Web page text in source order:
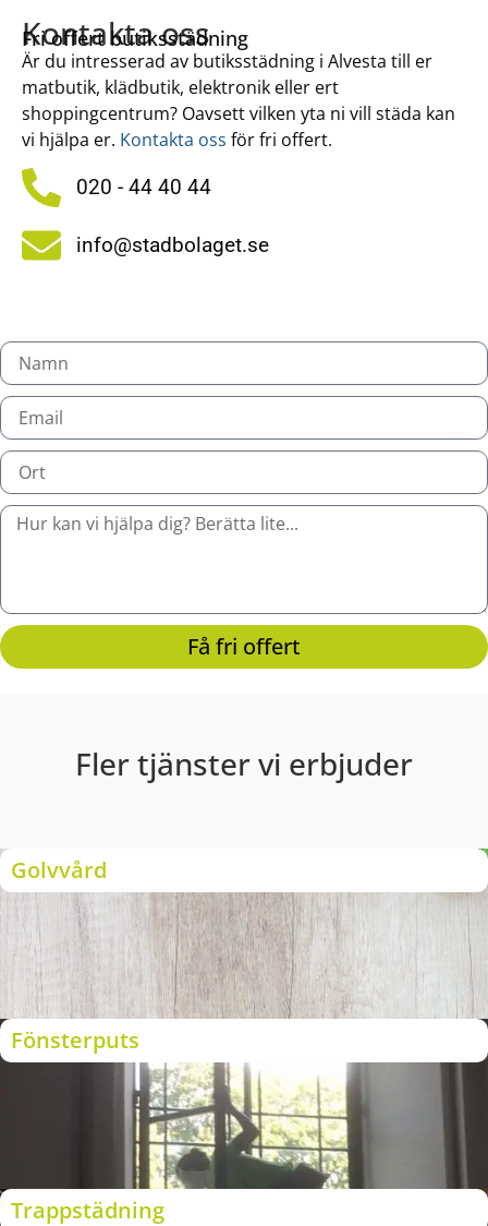
Kontakta oss
Fri offert butiksstädning
Är du intresserad av butiksstädning i Alvesta till er
matbutik, klädbutik, elektronik eller ert
shoppingcentrum? Oavsett vilken yta ni vill städa kan
vi hjälpa er. Kontakta oss för fri offert.
020 - 44 40 44
info@stadbolaget.se
Få fri offert
Fler tjänster vi erbjuder
Golvvård
Fönsterputs
Trappstädning